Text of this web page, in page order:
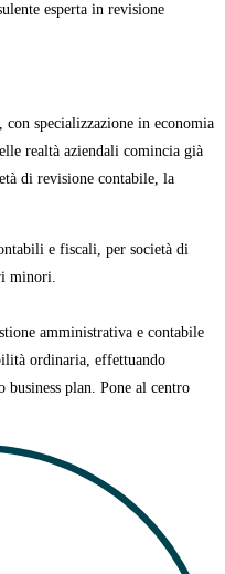
esperta in revisione
specializzazione in economia
realtà aziendali comincia già
di revisione contabile, la
e fiscali, per società di
minori.
amministrativa e contabile
ordinaria, effettuando
business plan. Pone al centro